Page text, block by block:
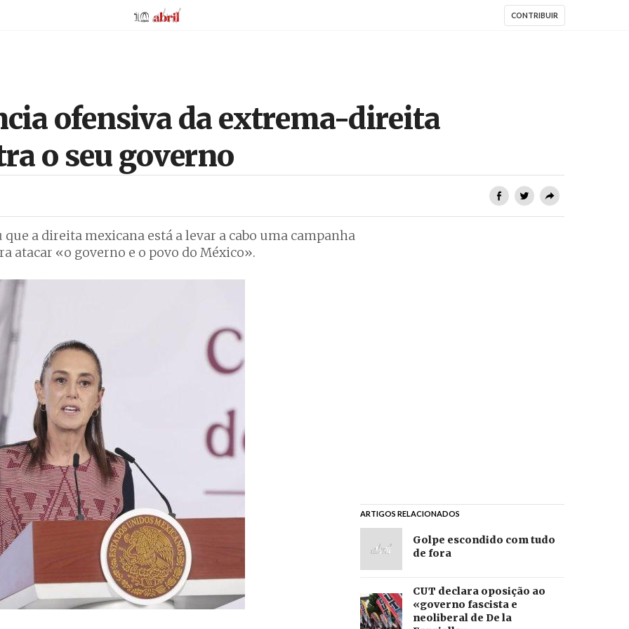
AbrilAbril CONTRIBUIR
ofensiva da extrema-direita
o seu governo
a direita mexicana está a levar a cabo uma campanha
atacar «o governo e o povo do México».
ARTIGOS RELACIONADOS
Golpe escondido com tudo
de fora
CUT declara oposição ao
«governo fascista e
neoliberal de De la